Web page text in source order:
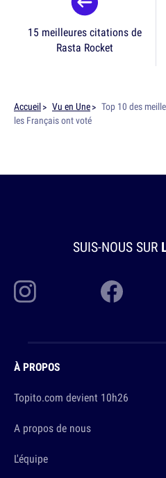
15 meilleures citations de
Rasta Rocket
Accueil Vu en Une
Top 10 des
les Français ont voté
SUIS-NOUS SUR
À PROPOS
Topito.com devient 10h26
A propos de nous
L'équipe